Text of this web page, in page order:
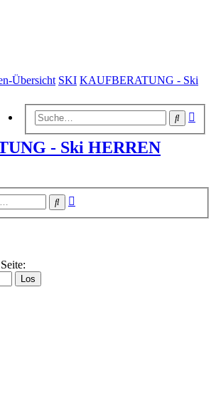
Übersicht SKI KAUFBERATUNG - Ski
Suche
- Ski HERREN
Suche